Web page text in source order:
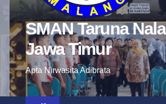
SMAN Taruna Nala
Jawa Timur
Apta Nirwasita Adibrata